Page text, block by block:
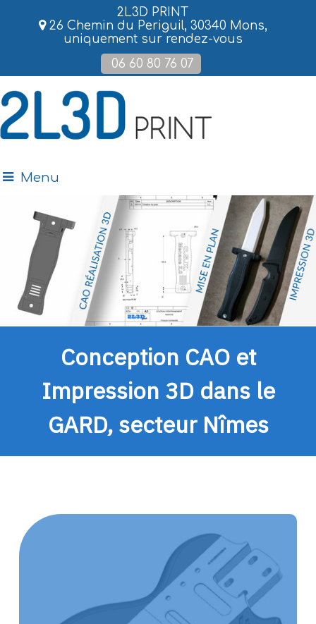
2L3D PRINT
26 Chemin du Periguil, 30340 Mons,
uniquement sur rendez-vous
06 60 80 76 07
Menu
Conception CAO et
Impression 3D dans le
GARD, secteur Nîmes